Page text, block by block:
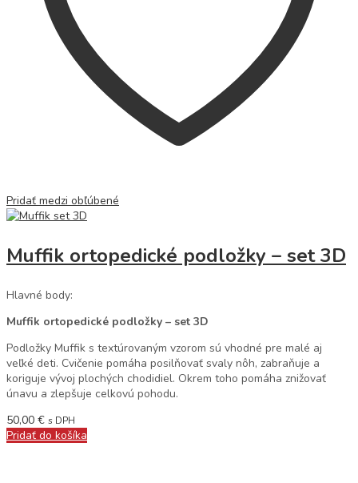
Pridať medzi obľúbené
Muffik ortopedické podložky – set 3D
Hlavné body:
Muffik ortopedické podložky – set 3D
Podložky Muffik s textúrovaným vzorom sú vhodné pre malé aj
veľké deti. Cvičenie pomáha posilňovať svaly nôh, zabraňuje a
koriguje vývoj plochých chodidiel. Okrem toho pomáha znižovať
únavu a zlepšuje celkovú pohodu.
50,00 € s DPH
Pridať do košíka